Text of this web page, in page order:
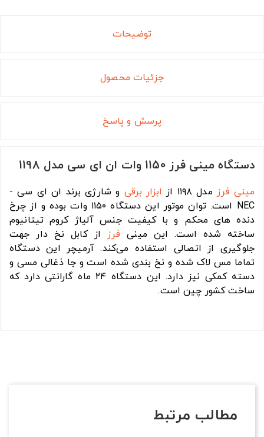
توضیحات
جزئیات محصول
پرسش و پاسخ
دستگاه مینی فرز 1150 وات ان ای سی مدل 1198
مینی فرز مدل ۱۱۹۸ از ابزار برقی و شارژی برند ان ای سی -
NEC است. توان موتور این دستگاه ۱۱۵۰ وات بوده و از چرخ
دنده های محکم و با کیفیت جنس آلیاژ کروم تیتانیوم
ساخته شده است. این مینی فرز
از کابل نخ دار جهت
جلوگیری از اتصالی استفاده می‌کند. آرمیچر این دستگاه
تماما مس لاک شده و نخ بندی شده است و جا ذغالی مسی و
دسته کمکی نیز دارد. این دستگاه ۲۴ ماه گارانتی دارد که
ساخت کشور چین است.
مطالب مرتبط